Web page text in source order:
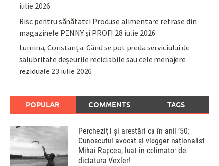
iulie 2026
Risc pentru sănătate! Produse alimentare retrase din
magazinele PENNY și PROFI 28 iulie 2026
Lumina, Constanța: Când se pot preda serviciului de
salubritate deșeurile reciclabile sau cele menajere
reziduale 23 iulie 2026
POPULAR COMMENTS TAGS
Percheziții și arestări ca în anii ’50:
Cunoscutul avocat și vlogger naționalist
Mihai Rapcea, luat în colimator de
dictatura Vexler!